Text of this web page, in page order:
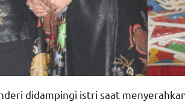
didampingi istri saat